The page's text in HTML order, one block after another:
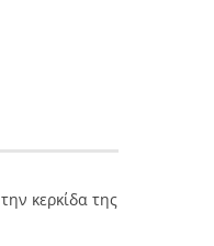
κερκίδα της